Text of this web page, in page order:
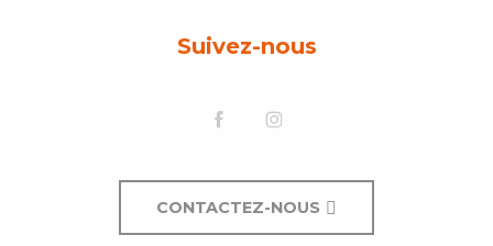
Suivez-nous
CONTACTEZ-NOUS